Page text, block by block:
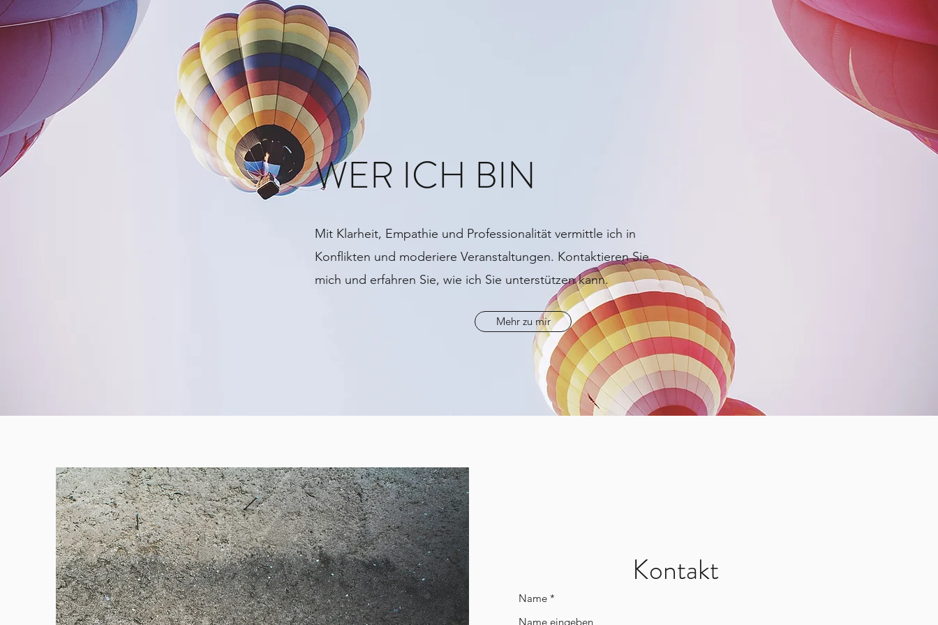
WER ICH BIN
Mit Klarheit, Empathie und Professionalität vermittle ich in
Konflikten und moderiere Veranstaltungen. Kontaktieren Sie
mich und erfahren Sie, wie ich Sie unterstützen kann.
Mehr zu mir
Kontakt
Name